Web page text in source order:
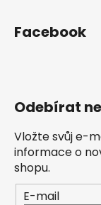
Facebook
Odebírat
Vložte svůj e-
informace o
shopu.
E-mail